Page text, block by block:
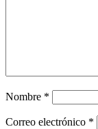
Nombre *
Correo electrónico *